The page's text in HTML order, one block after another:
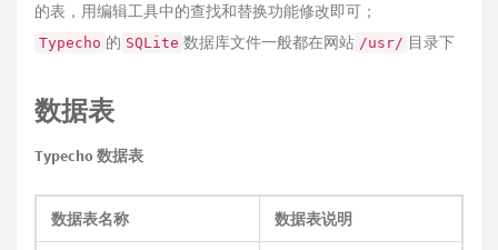
的表，用编辑工具中的查找和替换功能修改即可；
Typecho 的 SQLite 数据库文件一般都在网站 /usr/ 目录下
数据表
Typecho 数据表
数据表名称 数据表说明